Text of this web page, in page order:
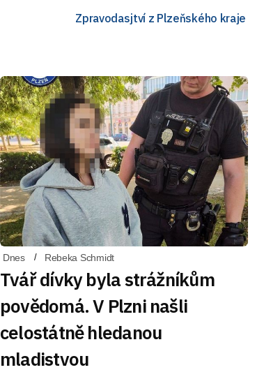
Zpravodasjtví z Plzeňského kraje
Dnes Rebeka Schmidt
Tvář dívky byla strážníkům
povědomá. V Plzni našli
celostátně hledanou
mladistvou